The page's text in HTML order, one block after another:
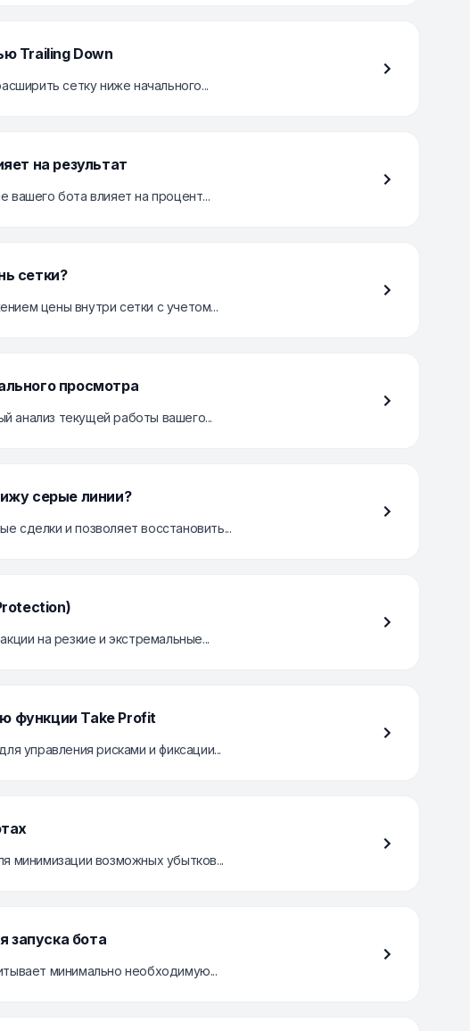
Trailing Down
сетку ниже начального...
на результат
вашего бота влияет на процент...
сетки?
цены внутри сетки с учетом...
просмотра
анализ текущей работы вашего...
серые линии?
сделки и позволяет восстановить...
на резкие и экстремальные...
функции Take Profit
управления рисками и фиксации...
минимизации возможных убытков...
бота
минимально необходимую...